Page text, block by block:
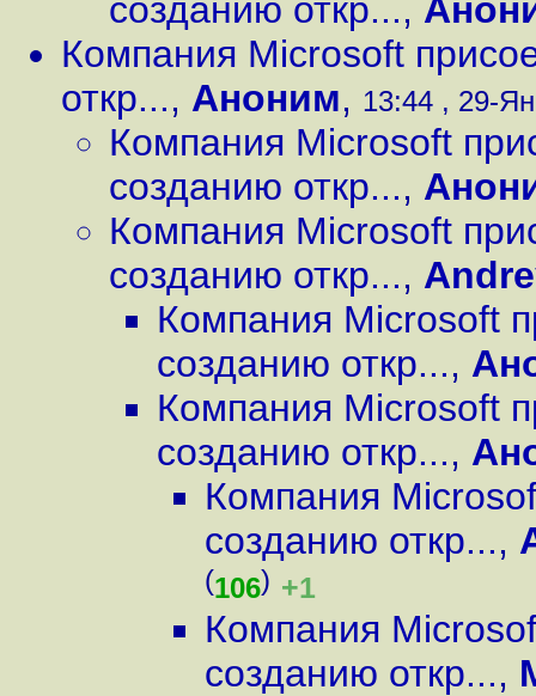
созданию откр...,
Компания Microsoft
откр..., Аноним, 13:44 , 29-
Компания Microsoft
созданию откр...,
Компания Microsoft
созданию откр...,
Компания Microsoft
созданию откр...,
Компания Microsoft
созданию откр...,
Компания
созданию откр...,
(106) +1
Компания
созданию откр...,